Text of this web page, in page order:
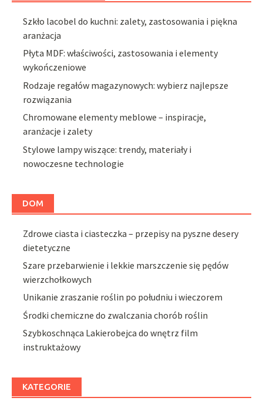
Szkło lacobel do kuchni: zalety, zastosowania i piękna
aranżacja
Płyta MDF: właściwości, zastosowania i elementy
wykończeniowe
Rodzaje regałów magazynowych: wybierz najlepsze
rozwiązania
Chromowane elementy meblowe – inspiracje,
aranżacje i zalety
Stylowe lampy wiszące: trendy, materiały i
nowoczesne technologie
DOM
Zdrowe ciasta i ciasteczka – przepisy na pyszne desery
dietetyczne
Szare przebarwienie i lekkie marszczenie się pędów
wierzchołkowych
Unikanie zraszanie roślin po południu i wieczorem
Środki chemiczne do zwalczania chorób roślin
Szybkoschnąca Lakierobejca do wnętrz film
instruktażowy
KATEGORIE